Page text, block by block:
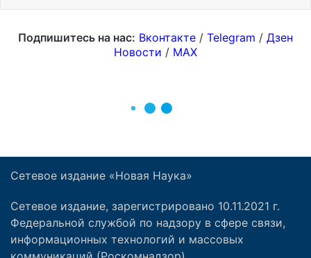
Сетевое издание «Новая Наука»
Сетевое издание, зарегистрировано 10.11.2021 г.
Федеральной службой по надзору в сфере связи,
информационных технологий и массовых